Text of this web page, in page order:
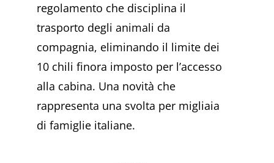
regolamento che disciplina il
trasporto degli animali da
compagnia, eliminando il limite dei
10 chili finora imposto per l’accesso
alla cabina. Una novità che
rappresenta una svolta per migliaia
di famiglie italiane.